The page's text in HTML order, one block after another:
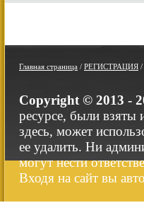
Главная страница / РЕГИСТРАЦИЯ /
Copyright © 2013 -
ресурсе, были взяты
здесь, может
ее удалить. Ни
могут нести
Входя на сайт вы